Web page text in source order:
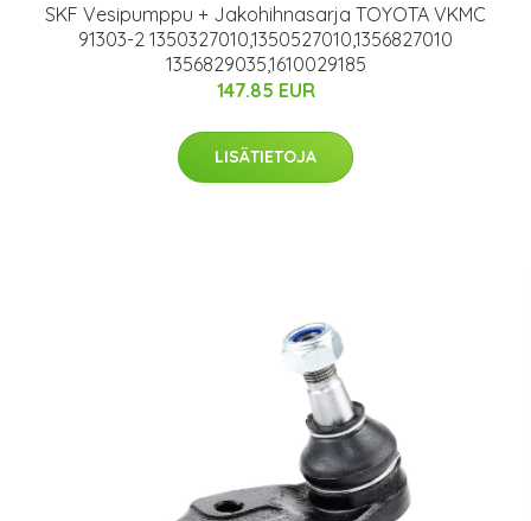
SKF Vesipumppu + Jakohihnasarja TOYOTA VKMC
91303-2 1350327010,1350527010,1356827010
1356829035,1610029185
147.85 EUR
LISÄTIETOJA